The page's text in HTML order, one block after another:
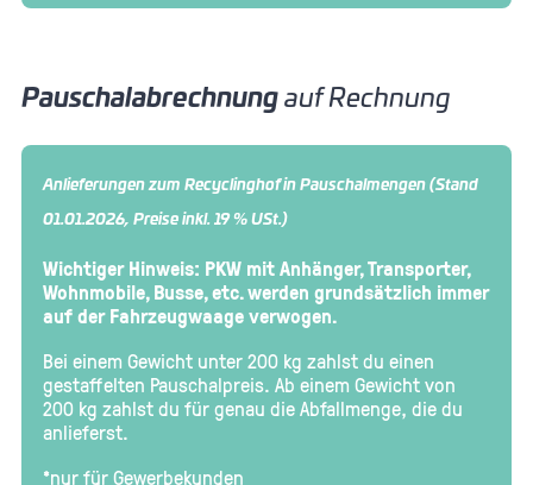
Pauschalabrechnung auf Rechnung
Anlieferungen zum Recyclinghof in Pauschalmengen (Stand
01.01.2026, Preise inkl. 19 % USt.)
Wichtiger Hinweis: PKW mit Anhänger, Transporter,
Wohnmobile, Busse, etc. werden grundsätzlich immer
auf der Fahrzeugwaage verwogen.
Bei einem Gewicht unter 200 kg zahlst du einen
gestaffelten Pauschalpreis. Ab einem Gewicht von
200 kg zahlst du für genau die Abfallmenge, die du
anlieferst.
*nur für Gewerbekunden